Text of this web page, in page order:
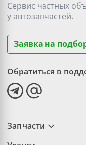
Сервис частных
уавтозапчастей.
Заявка на
Обратиться в
Запчасти